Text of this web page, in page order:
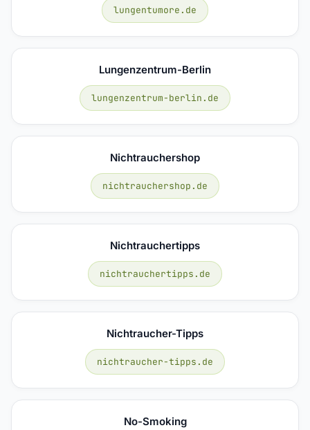
lungentumore.de
Lungenzentrum-Berlin
lungenzentrum-berlin.de
Nichtrauchershop
nichtrauchershop.de
Nichtrauchertipps
nichtrauchertipps.de
Nichtraucher-Tipps
nichtraucher-tipps.de
No-Smoking